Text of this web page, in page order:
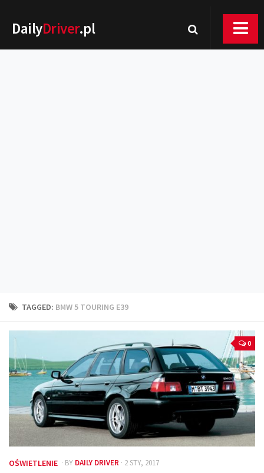
DailyDriver.pl
Technika jazdy
Przelicznik mocy
Auto z niemiec
Galerie
TAGGED: BMW 5 TOURING E39
0
OŚWIETLENIE · BY DAILY DRIVER · 2 STY, 2017